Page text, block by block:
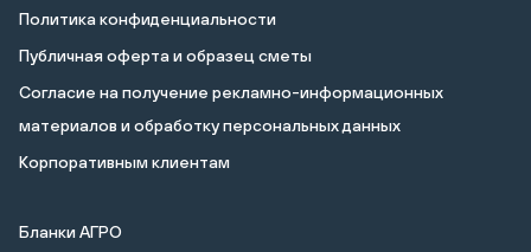
Политика конфиденциальности
Публичная оферта и образец сметы
Cогласие на получение рекламно-информационных
материалов и обработку персональных данных
Корпоративным клиентам
Бланки АГРО